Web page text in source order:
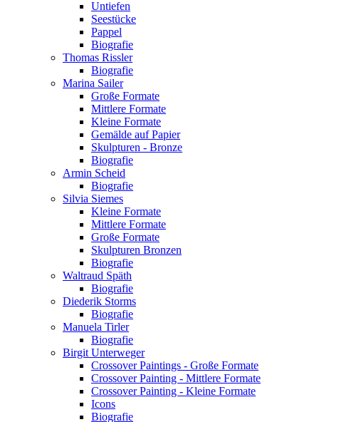
Untiefen
Seestücke
Pappel
Biografie
Thomas Rissler
Biografie
Marina Sailer
Große Formate
Mittlere Formate
Kleine Formate
Gemälde auf Papier
Skulpturen - Bronze
Biografie
Armin Scheid
Biografie
Silvia Siemes
Kleine Formate
Mittlere Formate
Große Formate
Skulpturen Bronzen
Biografie
Waltraud Späth
Biografie
Diederik Storms
Biografie
Manuela Tirler
Biografie
Birgit Unterweger
Crossover Paintings - Große Formate
Crossover Painting - Mittlere Formate
Crossover Painting - Kleine Formate
Icons
Biografie